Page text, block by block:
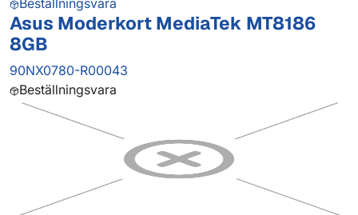
Beställningsvara
Asus Moderkort MediaTek MT8186
8GB
90NX0780-R00043
Beställningsvara